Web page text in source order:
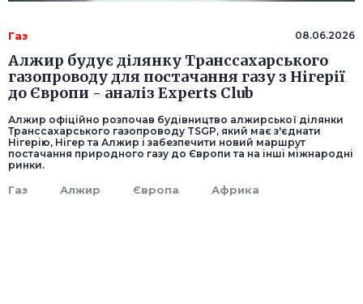
Газ 08.06.2026
Алжир будує ділянку Транссахарського
газопроводу для постачання газу з Нігерії
до Європи - аналіз Experts Club
Алжир офіційно розпочав будівництво алжирської ділянки
Транссахарського газопроводу TSGP, який має з'єднати
Нігерію, Нігер та Алжир і забезпечити новий маршрут
постачання природного газу до Європи та на інші міжнародні
ринки.
Газ Алжир Європа Африка